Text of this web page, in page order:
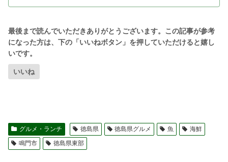
いいね
グルメ・ランチ 徳島県 徳島県グルメ 魚
海鮮
鳴門市
徳島県東部